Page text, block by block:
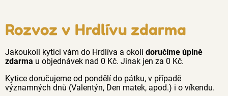
Rozvoz v Hrdlívu zdarma
Jakoukoli kytici vám do Hrdlíva a okolí doručíme úplně
zdarma u objednávek nad 0 Kč. Jinak jen za 0 Kč.
Kytice doručujeme od pondělí do pátku, v případě
významných dnů (Valentýn, Den matek, apod.) i o víkendu.